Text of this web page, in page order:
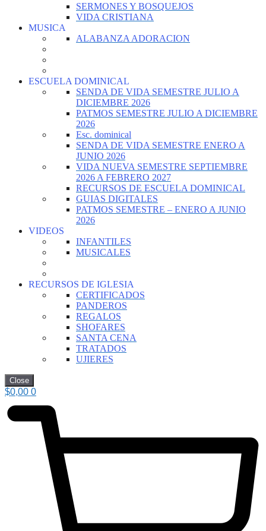
SERMONES Y BOSQUEJOS
VIDA CRISTIANA
MUSICA
ALABANZA ADORACION
ESCUELA DOMINICAL
SENDA DE VIDA SEMESTRE JULIO A
DICIEMBRE 2026
PATMOS SEMESTRE JULIO A DICIEMBRE
2026
Esc. dominical
SENDA DE VIDA SEMESTRE ENERO A
JUNIO 2026
VIDA NUEVA SEMESTRE SEPTIEMBRE
2026 A FEBRERO 2027
RECURSOS DE ESCUELA DOMINICAL
GUIAS DIGITALES
PATMOS SEMESTRE – ENERO A JUNIO
2026
VIDEOS
INFANTILES
MUSICALES
RECURSOS DE IGLESIA
CERTIFICADOS
PANDEROS
REGALOS
SHOFARES
SANTA CENA
TRATADOS
UJIERES
Close
$0,00 0